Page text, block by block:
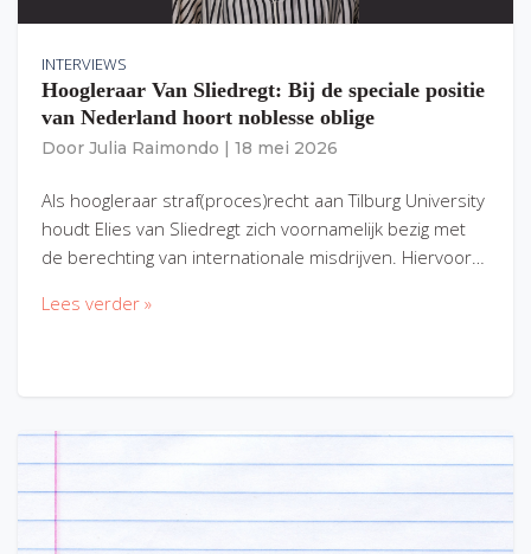
INTERVIEWS
Hoogleraar Van Sliedregt: Bij de speciale positie
van Nederland hoort noblesse oblige
Door Julia Raimondo 18 mei 2026
Als hoogleraar straf(proces)recht aan Tilburg University
houdt Elies van Sliedregt zich voornamelijk bezig met
de berechting van internationale misdrijven. Hiervoor…
Lees verder »